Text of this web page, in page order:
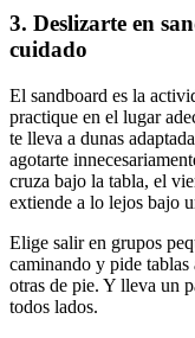
3. Deslizarte en
cuidado
El sandboard es la
practique en el lugar
te lleva a dunas
agotarte
cruza bajo la tabla, el
extiende a lo lejos bajo
Elige salir en grupos
caminando y pide tablas
otras de pie. Y lleva un
todos lados.